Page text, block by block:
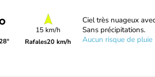
15 km/h
Rafales20 km/h
Ciel très nuageux
Sans précipitations.
Aucun risque de pluie